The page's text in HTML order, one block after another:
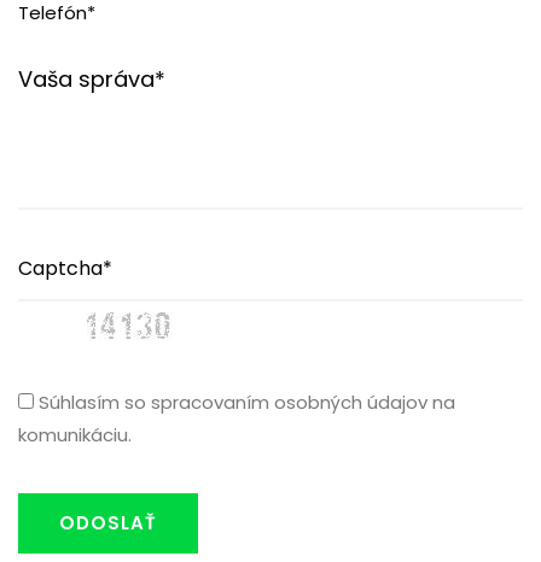
Súhlasím so spracovaním osobných údajov na
komunikáciu.
ODOSLAŤ